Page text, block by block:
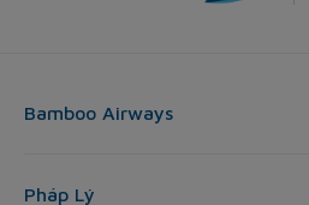
Bamboo Airways
Pháp Lý